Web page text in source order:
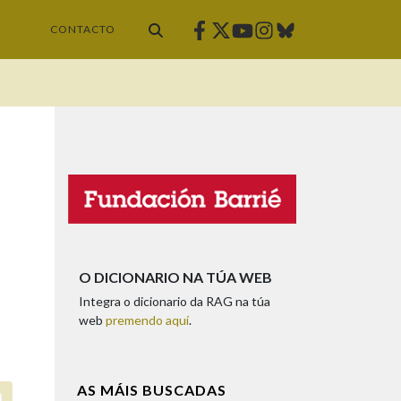
CONTACTO Facebook
Twitter
Youtube
Instagram
Bluesky
O DICIONARIO NA TÚA WEB
Integra o dicionario da RAG na túa
web premendo aquí.
AS MÁIS BUSCADAS